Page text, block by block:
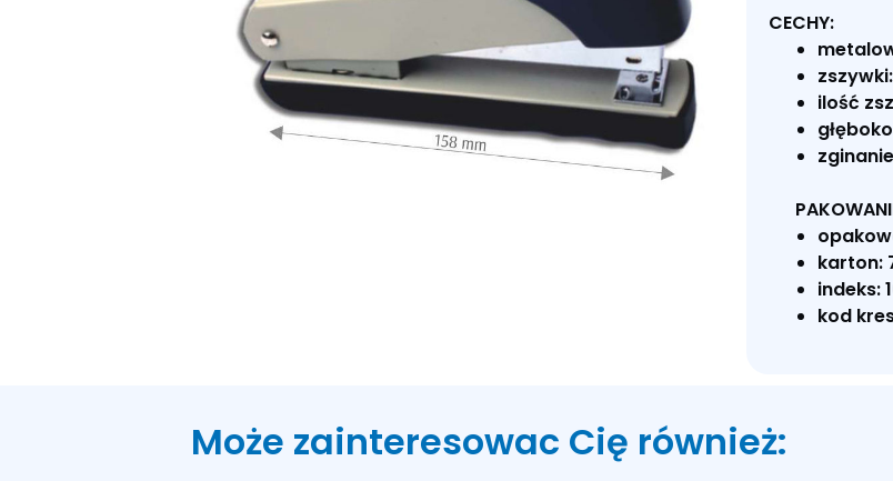
PCECHY:
ilość
karton:
indeks:
kod
Może zainteresowac Cię również: